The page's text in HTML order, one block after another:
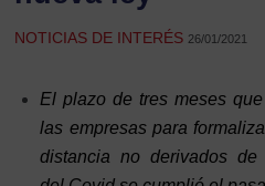
NOTICIAS DE INTERÉS 26/01/2021
El plazo de tres meses
las empresas para
distancia no derivados de